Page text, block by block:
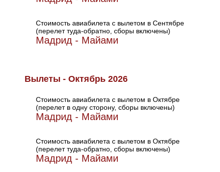
Стоимость авиабилета с вылетом в Сентябре
(перелет туда-обратно, сборы включены)
Мадрид - Майами
Вылеты - Октябрь 2026
Стоимость авиабилета с вылетом в Октябре
(перелет в одну сторону, сборы включены)
Мадрид - Майами
Стоимость авиабилета с вылетом в Октябре
(перелет туда-обратно, сборы включены)
Мадрид - Майами